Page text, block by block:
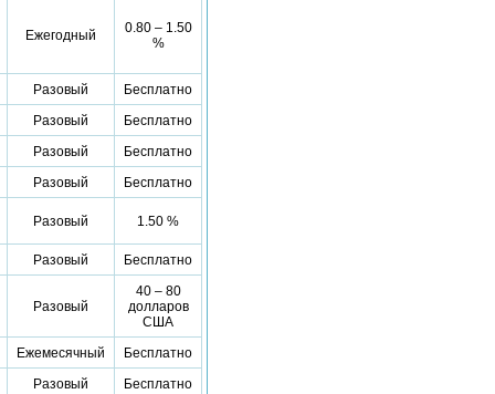
Ежегодный
0.80 – 1.50
%
Разовый
Бесплатно
Разовый
Бесплатно
Разовый
Бесплатно
Разовый
Бесплатно
Разовый 1.50 %
Разовый Бесплатно
Разовый
40 – 80
долларов
США
Ежемесячный
Бесплатно
Разовый
Бесплатно